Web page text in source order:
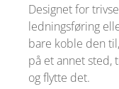
Designet for
ledningsføring
bare koble den
på et annet sted,
og flytte det.